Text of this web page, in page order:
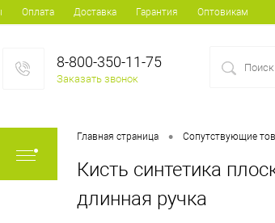
Оплата Доставка Гарантия Оптовикам
8-800-350-11-75
Заказать звонок
Главная страница • Сопутствующие
Кисть синтетика
длинная ручка